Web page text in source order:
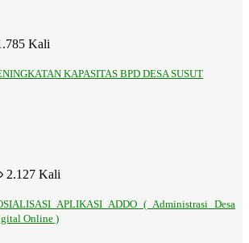
Kali
KAPASITAS BPD DESA SUSUT
2.127 Kali
APLIKASI ADDO ( Administrasi Desa
Online )